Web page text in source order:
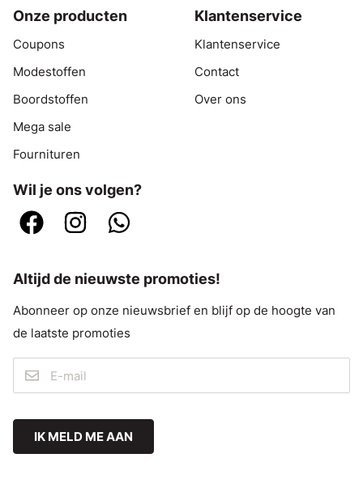
Onze producten
Coupons
Modestoffen
Boordstoffen
Mega sale
Fournituren
Klantenservice
Klantenservice
Contact
Over ons
Wil je ons volgen?
Altijd de nieuwste promoties!
Abonneer op onze nieuwsbrief en blijf op de hoogte van
de laatste promoties
IK MELD ME AAN